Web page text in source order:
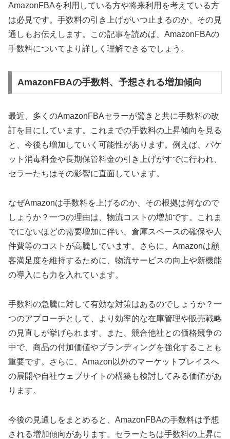
AmazonFBAを利用している方や将来利用を考えている方
は必見です。手数料の引き上げがいつ止まるのか、その見
通しもお伝えします。この記事を読めば、AmazonFBAの
手数料についてより詳しく理解できるでしょう。
AmazonFBAの手数料、予想される増加傾向
最近、多くのAmazonFBAセラーが驚きと共に手数料の改
訂を目にしています。これまでの手数料の上昇傾向を見る
と、今後も増加していく可能性があります。例えば、パケ
ット消毒料金や長期保管料金の引き上げがすでに行われ、
セラーたちはその影響に直面しています。
なぜAmazonは手数料を上げるのか、その根拠は何なので
しょうか？一つの理由は、物流コストの増加です。これま
でにないほどの需要増加に伴い、倉庫スペースの確保や人
件費等のコストが高騰しています。さらに、Amazonは顧
客満足度を維持するために、物流サービスの向上や新機能
の導入にも力を入れています。
手数料の急騰に対して有効な対策はあるのでしょうか？一
つのアプローチとして、より効率的な在庫管理や販売戦略
の見直しが挙げられます。また、競合他社との価格競争の
中で、商品の付加価値やブランディングを強化することも
重要です。さらに、Amazon以外のマーケットプレイスへ
の展開や自社ウェブサイトの構築も検討してみる価値があ
ります。
今後の見通しをまとめると、AmazonFBAの手数料は予想
される増加傾向があります。セラーたちは手数料の上昇に